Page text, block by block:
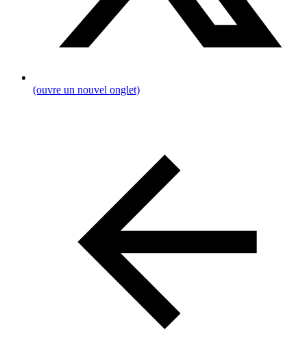
(ouvre un nouvel onglet)